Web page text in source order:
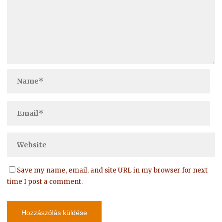
Save my name, email, and site URL in my browser for next
time I post a comment.